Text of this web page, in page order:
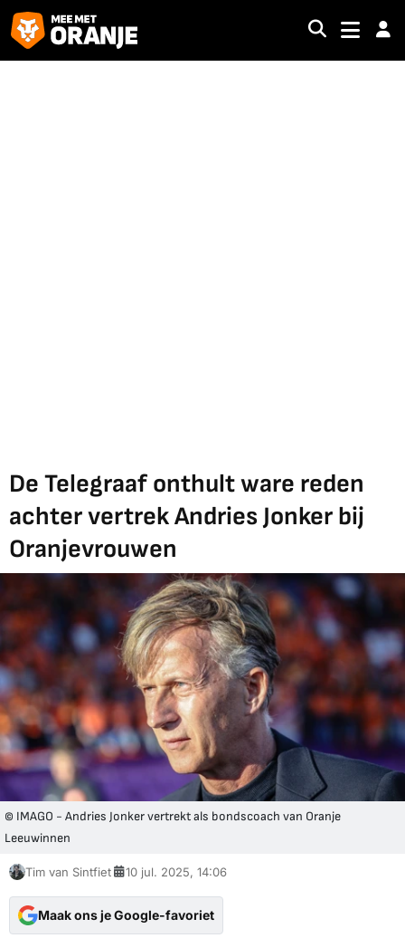
De Telegraaf onthult ware reden
achter vertrek Andries Jonker bij
Oranjevrouwen
© IMAGO - Andries Jonker vertrekt als bondscoach van Oranje
Leeuwinnen
Tim van Sintfiet 10 jul. 2025, 14:06
Maak ons je Google-favoriet